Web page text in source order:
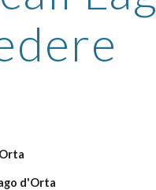
d'Orta